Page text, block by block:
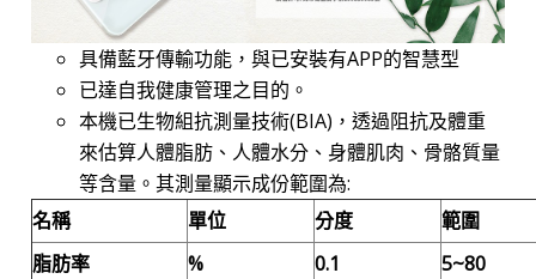
具備藍牙傳輸功能，與已安裝有APP的智慧型
已達自我健康管理之目的。
本機已生物組抗測量技術(BIA)，透過阻抗及體重
來估算人體脂肪、人體水分、身體肌肉、骨骼質量
等含量。其測量顯示成份範圍為:
名稱
單位 分度
範圍
脂肪率
% 0.1
5~80